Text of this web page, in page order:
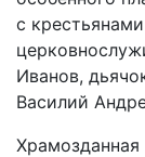
с
Иванов,
Василий